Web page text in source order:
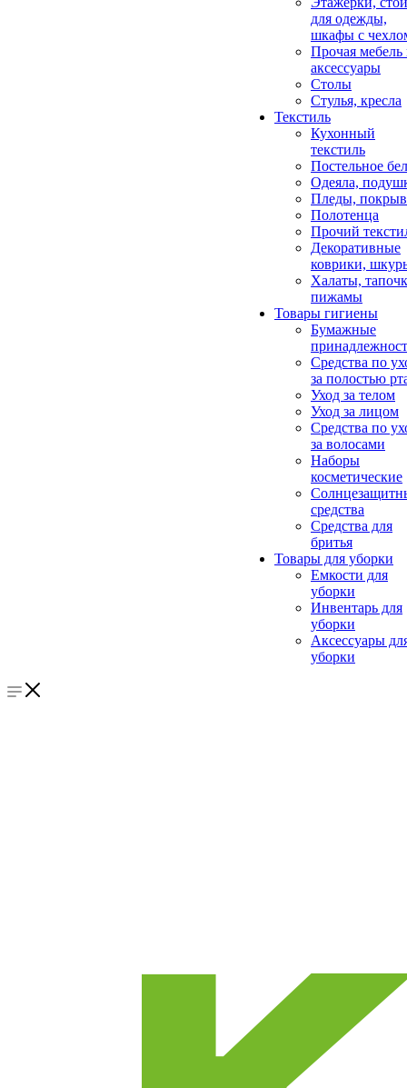
для одежды,
шкафы с
Прочая мебель
аксессуары
Столы
Стулья, кресла
Текстиль
Кухонный
текстиль
Постельное
Одеяла,
Пледы,
Полотенца
Прочий
Декоративные
коврики,
Халаты,
пижамы
Товары гигиены
Бумажные
Средства по
за полостью
Уход за телом
Уход за лицом
Средства по
за волосами
Наборы
косметические
средства
Средства для
бритья
Товары для уборки
Емкости для
уборки
Инвентарь для
уборки
Аксессуары
уборки